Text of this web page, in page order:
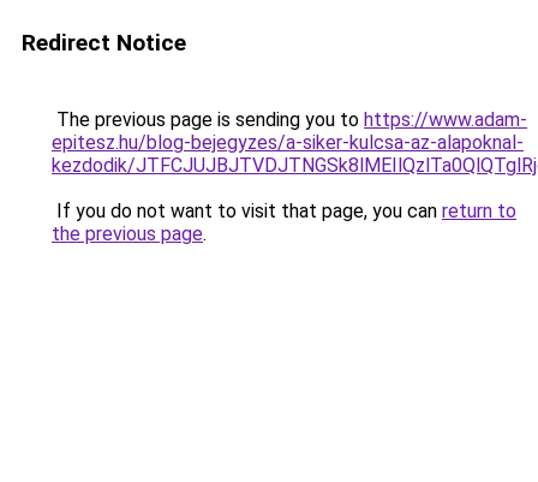
Redirect Notice
The previous page is sending you to https://www.adam-
epitesz.hu/blog-bejegyzes/a-siker-kulcsa-az-alapoknal-
kezdodik/
If you do not want to visit that page, you can return to
the previous page.